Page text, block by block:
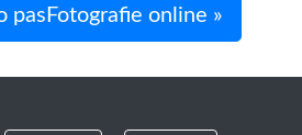
pasFotografie online »